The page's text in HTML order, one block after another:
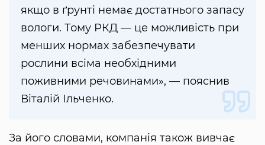
якщо в ґрунті немає достатнього запасу
вологи. Тому РКД — це можливість при
менших нормах забезпечувати
рослини всіма необхідними
поживними речовинами», — пояснив
Віталій Ільченко.
За його словами, компанія також вивчає